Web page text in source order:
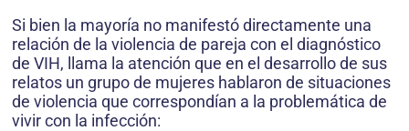
Si bien la mayoría no manifestó directamente una
relación de la violencia de pareja con el diagnóstico
de VIH, llama la atención que en el desarrollo de sus
relatos un grupo de mujeres hablaron de situaciones
de violencia que correspondían a la problemática de
vivir con la infección: